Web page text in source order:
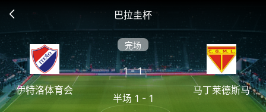
巴拉圭杯
伊特洛体育会
完场
1 - 1
半场 1 - 1
马丁莱德斯马